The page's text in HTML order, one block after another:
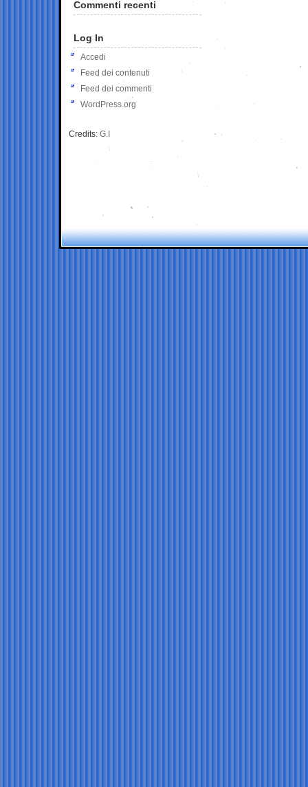
Commenti recenti
Log In
Accedi
Feed dei contenuti
Feed dei commenti
WordPress.org
Credits: G.I